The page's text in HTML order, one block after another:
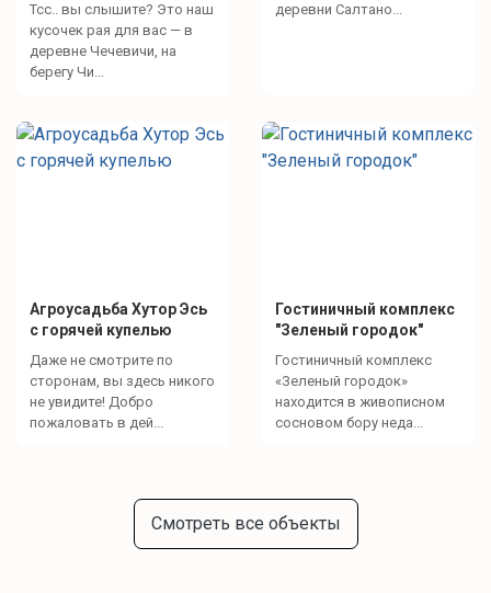
Тсс.. вы слышите? Это наш
кусочек рая для вас — в
деревне Чечевичи, на
берегу Чи...
деревни Салтано...
Агроусадьба Хутор Эсь
с горячей купелью
Даже не смотрите по
сторонам, вы здесь никого
не увидите! Добро
пожаловать в дей...
Гостиничный комплекс
"Зеленый городок"
Гостиничный комплекс
«Зеленый городок»
находится в живописном
сосновом бору неда...
Смотреть все объекты